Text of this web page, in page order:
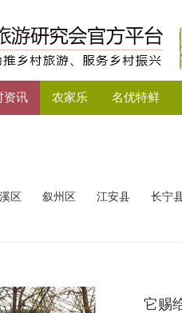
资讯 农家乐 名优特鲜
区 叙州区 江安县 长宁
它赐